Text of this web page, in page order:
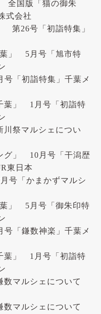
全国版「猫の御朱
式会社
第26号「初詣特集」
葉」 5月号「旭市特
「初詣特集」千葉メ
葉」 1月号「初詣特
祭マルシェについ
グ」 10月号「干潟歴
東日本
号「かまかずマルシ
」 5月号「御朱印特
「鎌数神楽」千葉メ
葉」 1月号「初詣特
数マルシェについて
数マルシェについて